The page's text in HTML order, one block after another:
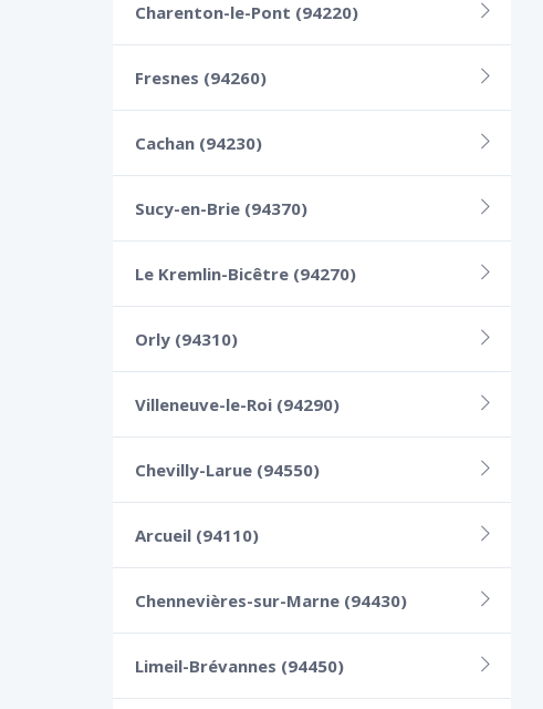
Charenton-le-Pont (94220)
Fresnes (94260)
Cachan (94230)
Sucy-en-Brie (94370)
Le Kremlin-Bicêtre (94270)
Orly (94310)
Villeneuve-le-Roi (94290)
Chevilly-Larue (94550)
Arcueil (94110)
Chennevières-sur-Marne (94430)
Limeil-Brévannes (94450)